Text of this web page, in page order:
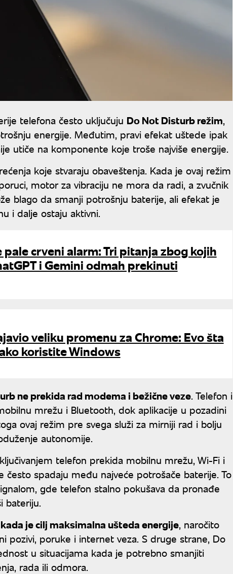
telefona često uključuju Do Not Disturb režim,
energije. Međutim, pravi efekat uštede ipak
utiče na komponente koje troše najviše energije.
koje stvaraju obaveštenja. Kada je ovaj režim
motor za vibraciju ne mora da radi, a zvučnik
blago da smanji potrošnju baterije, ali efekat je
i dalje ostaju aktivni.
pale crveni alarm: Tri pitanja zbog kojih
i Gemini odmah prekinuti
veliku promenu za Chrome: Evo šta
koristite Windows
ne prekida rad modema i bežične veze. Telefon i
mrežu i Bluetooth, dok aplikacije u pozadini
ovaj režim pre svega služi za mirniji rad i bolju
autonomije.
telefon prekida mobilnu mrežu, Wi-Fi i
često spadaju među najveće potrošače baterije. To
gde telefon stalno pokušava da pronađe
bateriju.
je cilj maksimalna ušteda energije, naročito
poruke i internet veza. S druge strane, Do
u situacijama kada je potrebno smanjiti
rada ili odmora.